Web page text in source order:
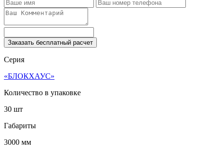
Заказать бесплатный расчет
Серия
«БЛОКХАУС»
Количество в упаковке
30 шт
Габариты
3000 мм